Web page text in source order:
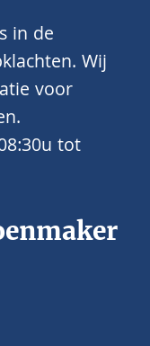
in de
Wij
voor
tot